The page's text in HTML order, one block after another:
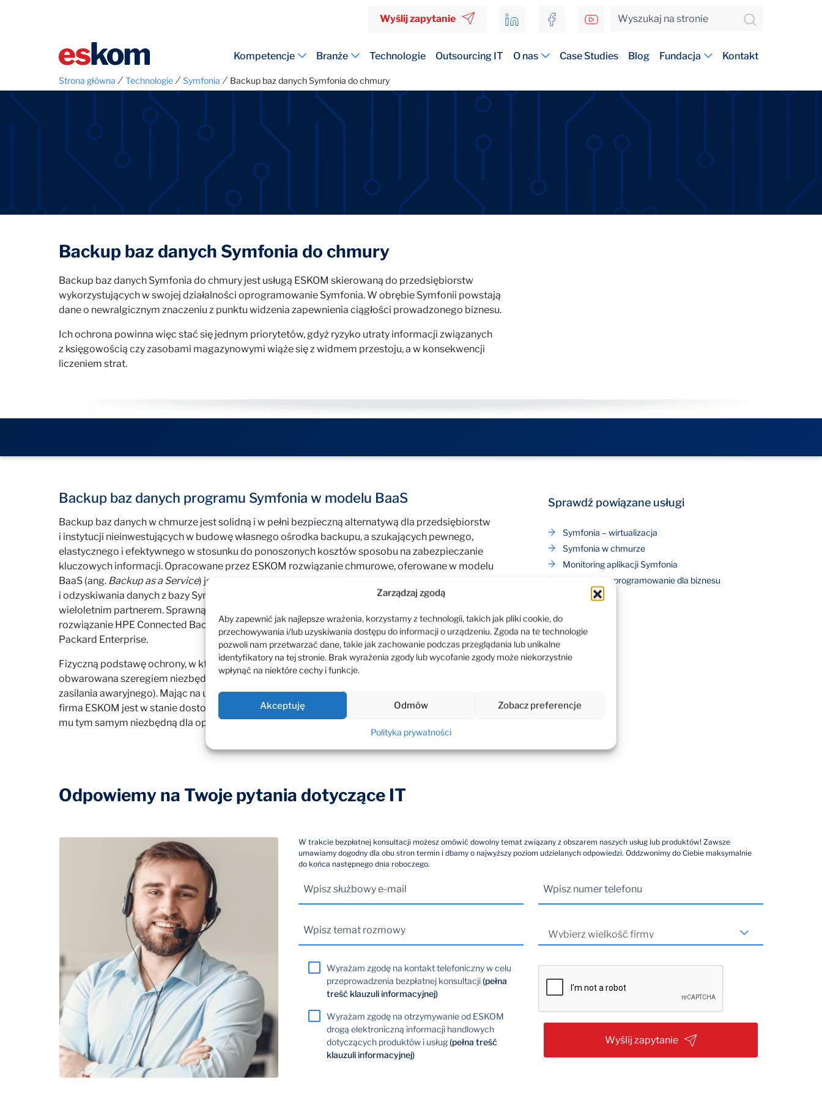
Zarządzaj zgodą
Aby zapewnić jak najlepsze wrażenia, korzystamy z technologii, takich jak pliki cookie, do
przechowywania i/lub uzyskiwania dostępu do informacji o urządzeniu. Zgoda na te technologie
pozwoli nam przetwarzać dane, takie jak zachowanie podczas przeglądania lub unikalne
identyfikatory na tej stronie. Brak wyrażenia zgody lub wycofanie zgody może niekorzystnie
wpłynąć na niektóre cechy i funkcje.
Akceptuję Odmów Zobacz preferencje
Polityka prywatności
Wyślij zapytanie
Kompetencje Branże Technologie Outsourcing IT O nas Case Studies Blog Fundacja Kontakt
Strona główna ⁄Technologie⁄Symfonia ⁄ Backup baz danych Symfonia do chmury
Backup baz danych Symfonia do chmury
Backup baz danych Symfonia do chmury jest usługą ESKOM skierowaną do przedsiębiorstw
wykorzystujących w swojej działalności oprogramowanie Symfonia. W obrębie Symfonii powstają
dane o newralgicznym znaczeniu z punktu widzenia zapewnienia ciągłości prowadzonego biznesu.
Ich ochrona powinna więc stać się jednym priorytetów, gdyż ryzyko utraty informacji związanych
z księgowością czy zasobami magazynowymi wiąże się z widmem przestoju, a w konsekwencji
liczeniem strat.
Backup baz danych programu Symfonia w modelu BaaS
Backup baz danych w chmurze jest solidną i w pełni bezpieczną alternatywą dla przedsiębiorstw
i instytucji nieinwestujących w budowę własnego ośrodka backupu, a szukających pewnego,
elastycznego i efektywnego w stosunku do ponoszonych kosztów sposobu na zabezpieczanie
kluczowych informacji. Opracowane przez ESKOM rozwiązanie chmurowe, oferowane w modelu
BaaS (ang. Backup as a Service) jest w pełni przystosowane do tworzenia kopii zapasowych
i odzyskiwania danych z bazy Symfonii – oprogramowania firmy Symfonia, której ESKOM jest
wieloletnim partnerem. Sprawną i bezpieczną, szyfrowaną migrację danych do chmury zapewnia
rozwiązanie HPE Connected Backup dostarczane przez innego, technologicznego partnera – Hewlett
Packard Enterprise.
Fizyczną podstawę ochrony, w której przechowywane będą dane Klienta, tworzy serwerownia ESKOM,
obwarowana szeregiem niezbędnych zabezpieczeń (m.in. dywersyfikacja łącz internetowych, system
zasilania awaryjnego). Mając na uwadze współczesne tempo przyrostu danych w obrębie organizacji,
firma ESKOM jest w stanie dostosowywać pojemność dyskową do bieżących potrzeb Klienta, dając
mu tym samym niezbędną dla optymalnego rozwoju elastyczność.
Sprawdź powiązane usługi
Symfonia – wirtualizacja
Symfonia w chmurze
Monitoring aplikacji Symfonia
Symfonia – oprogramowanie dla biznesu
Odpowiemy na Twoje pytania dotyczące IT
W trakcie bezpłatnej konsultacji możesz omówić dowolny temat związany z obszarem naszych usług lub produktów! Zawsze
umawiamy dogodny dla obu stron termin i dbamy o najwyższy poziom udzielanych odpowiedzi. Oddzwonimy do Ciebie maksymalnie
do końca następnego dnia roboczego.
Wyrażam zgodę na kontakt telefoniczny w celu
przeprowadzenia bezpłatnej konsultacji(pełna
treść klauzuli informacyjnej)
Wyrażam zgodę na otrzymywanie od ESKOM
drogą elektroniczną informacji handlowych
dotyczących produktów i usług(pełna treść
klauzuli informacyjnej)
Wyślij zapytanie